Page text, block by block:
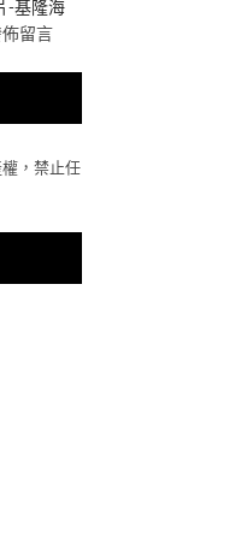
-基隆海
留言
，禁止任